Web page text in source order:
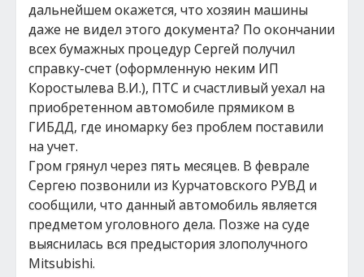
дальнейшем окажется, что хозяин машины
даже не видел этого документа? По окончании
всех бумажных процедур Сергей получил
справку-счет (оформленную неким ИП
Коростылева В.И.), ПТС и счастливый уехал на
приобретенном автомобиле прямиком в
ГИБДД, где иномарку без проблем поставили
на учет.
Гром грянул через пять месяцев. В феврале
Сергею позвонили из Курчатовского РУВД и
сообщили, что данный автомобиль является
предметом уголовного дела. Позже на суде
выяснилась вся предыстория злополучного
Mitsubishi.